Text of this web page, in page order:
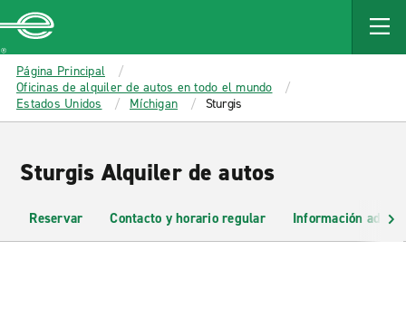
MAIN
CONTENT
Enterprise
Página Principal
Oficinas de alquiler de autos en todo el mundo
Estados Unidos
Míchigan Sturgis
Sturgis Alquiler de autos
Reservar Contacto y horario regular Información